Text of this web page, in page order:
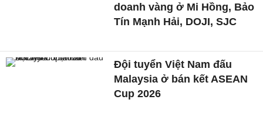
doanh vàng ở Mi Hồng, Bảo
Tín Mạnh Hải, DOJI, SJC
Đội tuyển Việt Nam đấu
Malaysia ở bán kết ASEAN
Cup 2026